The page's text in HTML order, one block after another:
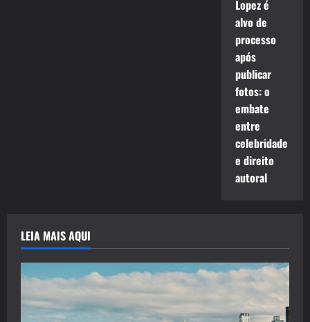
Lopez é
alvo de
processo
após
publicar
fotos: o
embate
entre
celebridade
e direito
autoral
LEIA MAIS AQUI